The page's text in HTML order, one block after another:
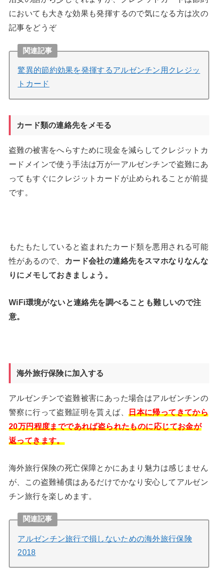
においても大きな効果も発揮するので気になる方は次の
記事をどうぞ
関連記事
驚異的節約効果を発揮するアルゼンチン用クレジッ
トカード
カード類の連絡先をメモる
盗難の被害をへらすために現金を減らしてクレジットカ
ードメインで使う手法は万が一アルゼンチンで盗難にあ
ってもすぐにクレジットカードが止められることが前提
です。
もたもたしていると盗まれたカード類を悪用される可能
性があるので、
カード会社の連絡先をスマホなりなんな
りにメモしておきましょう。
WiFi環境がないと連絡先を調べることも難しいので注
意。
海外旅行保険に加入する
アルゼンチンで盗難被害にあった場合はアルゼンチンの
警察に行って盗難証明を貰えば、日本に帰ってきてから
20万円程度までであれば盗られたものに応じてお金が
返ってきます。
海外旅行保険の死亡保障とかにあまり魅力は感じません
が、この盗難補償はあるだけでかなり安心してアルゼン
チン旅行を楽しめます。
関連記事
アルゼンチン旅行で損しないための海外旅行保険
2018